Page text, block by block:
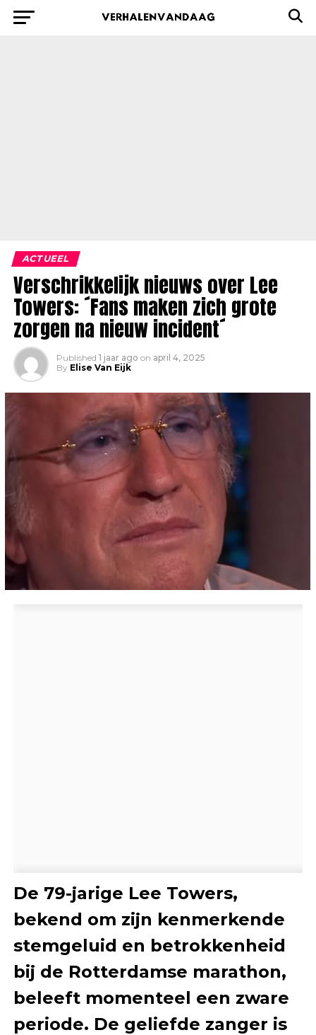
ACTUEEL
Verschrikkelijk nieuws over Lee
Towers: ´Fans maken zich grote
zorgen na nieuw incident´
Published 1 jaar ago on april 4, 2025
By Elise Van Eijk
De 79-jarige Lee Towers,
bekend om zijn kenmerkende
stemgeluid en betrokkenheid
bij de Rotterdamse marathon,
beleeft momenteel een zware
periode. De geliefde zanger is